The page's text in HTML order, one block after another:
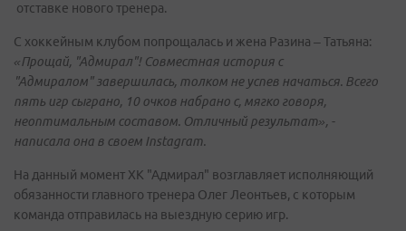
отставке нового тренера.
С хоккейным клубом попрощалась и жена Разина – Татьяна:
«Прощай, "Адмирал"! Совместная история с
"Адмиралом" завершилась, толком не успев начаться. Всего
пять игр сыграно, 10 очков набрано с, мягко говоря,
неоптимальным составом. Отличный результат», -
написала она в своем Instagram.
На данный момент ХК "Адмирал" возглавляет исполняющий
обязанности главного тренера Олег Леонтьев, с которым
команда отправилась на выездную серию игр.